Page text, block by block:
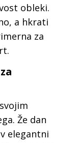
obleki.
a hkrati
za
Že dan
elegantni